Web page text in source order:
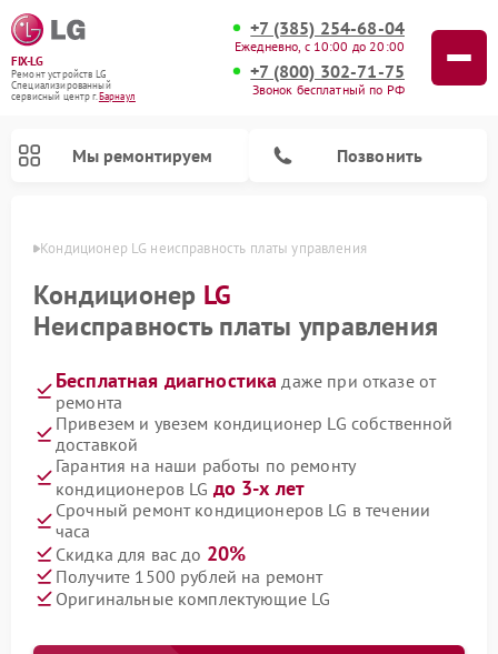
FIX-LG
Ремонт устройств LG
Специализированный
cервисный центр г.Барнаул
+7 (385) 254-68-04
Ежедневно, с 10:00 до 20:00
+7 (800) 302-71-75
Звонок бесплатный по РФ
Мы ремонтируем Позвонить
Кондиционер LG неисправность платы управления
Кондиционер LG
Неисправность платы управления
Бесплатная диагностика даже при отказе от
ремонта
Привезем и увезем кондиционер LG собственной
доставкой
Гарантия на наши работы по ремонту
кондиционеров LG до 3-х лет
Срочный ремонт кондиционеров LG в течении
часа
Скидка для вас до 20%
Получите 1500 рублей на ремонт
Оригинальные комплектующие LG